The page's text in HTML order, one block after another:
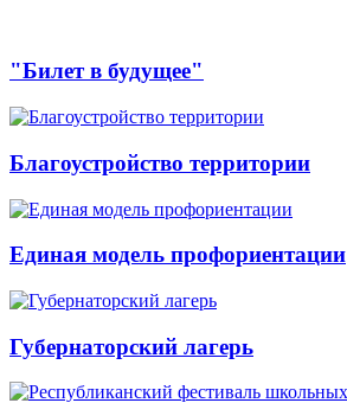
"Билет в будущее"
Благоустройство территории
Единая модель профориентации
Губернаторский лагерь